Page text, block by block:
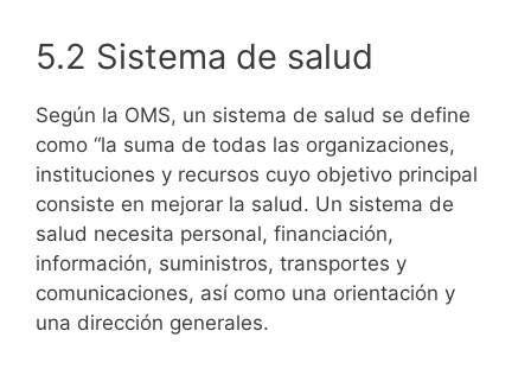
5.2 Sistema de salud
Según la OMS, un sistema de salud se define
como “la suma de todas las organizaciones,
instituciones y recursos cuyo objetivo principal
consiste en mejorar la salud. Un sistema de
salud necesita personal, financiación,
información, suministros, transportes y
comunicaciones, así como una orientación y
una dirección generales.